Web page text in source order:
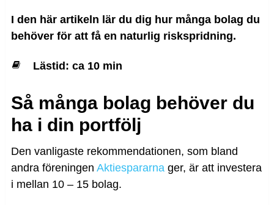
I den här artikeln lär du dig hur många bolag du
behöver för att få en naturlig riskspridning.
Lästid: ca 10 min
Så många bolag behöver du
ha i din portfölj
Den vanligaste rekommendationen, som bland
andra föreningen Aktiespararnager, är att investera
i mellan 10 – 15 bolag.